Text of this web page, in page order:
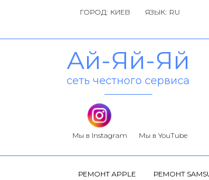
ГОРОД: ЯЗЫК:
Ай-Яй-Яй
сеть честного сервиса
Мы в Instagram Мы в YouTube
РЕМОНТ APPLE РЕМОНТ